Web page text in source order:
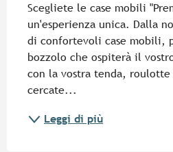
Scegliete le case mobili
un'esperienza unica. Dalla
di confortevoli case mobili,
bozzolo che ospiterà il
con la vostra tenda, roulotte
cercate...
Leggi di più